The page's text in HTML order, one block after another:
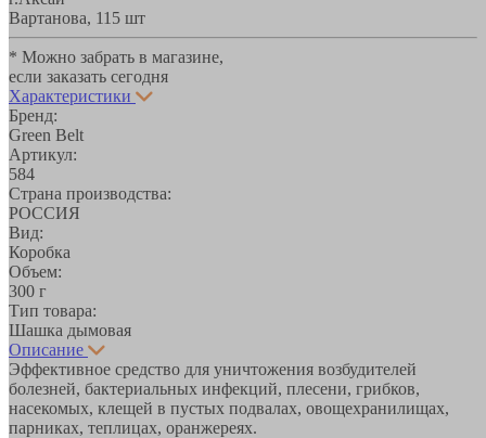
Вартанова, 11 5 шт
* Можно забрать в магазине,
если заказать сегодня
Характеристики
Бренд:
Green Belt
Артикул:
584
Страна производства:
РОССИЯ
Вид:
Коробка
Объем:
300 г
Тип товара:
Шашка дымовая
Описание
Эффективное средство для уничтожения возбудителей
болезней, бактериальных инфекций, плесени, грибков,
насекомых, клещей в пустых подвалах, овощехранилищах,
парниках, теплицах, оранжереях.